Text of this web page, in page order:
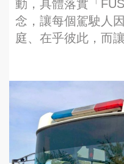
動，具體落實「
念，讓每個駕駛人
庭、在乎彼此，而